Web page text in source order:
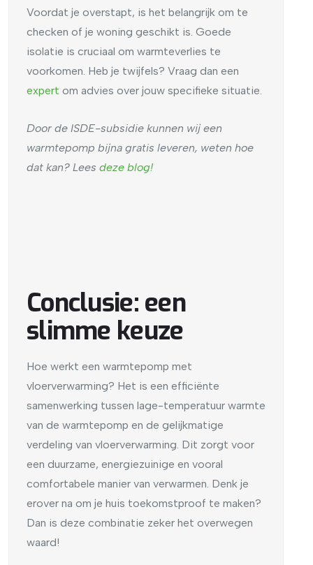
Voordat je overstapt, is het belangrijk om te
checken of je woning geschikt is. Goede
isolatie is cruciaal om warmteverlies te
voorkomen. Heb je twijfels? Vraag dan een
expert om advies over jouw specifieke situatie.
Door de ISDE-subsidie kunnen wij een
warmtepomp bijna gratis leveren, weten hoe
dat kan? Lees deze blog!
Conclusie: een
slimme keuze
Hoe werkt een warmtepomp met
vloerverwarming? Het is een efficiënte
samenwerking tussen lage-temperatuur warmte
van de warmtepomp en de gelijkmatige
verdeling van vloerverwarming. Dit zorgt voor
een duurzame, energiezuinige en vooral
comfortabele manier van verwarmen. Denk je
erover na om je huis toekomstproof te maken?
Dan is deze combinatie zeker het overwegen
waard!